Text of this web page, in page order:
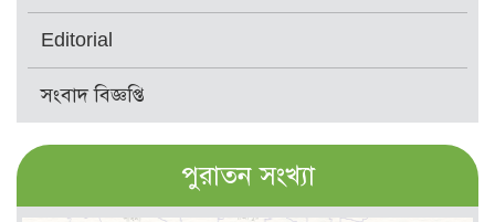
Editorial
সংবাদ বিজ্ঞপ্তি
পুরাতন সংখ্যা